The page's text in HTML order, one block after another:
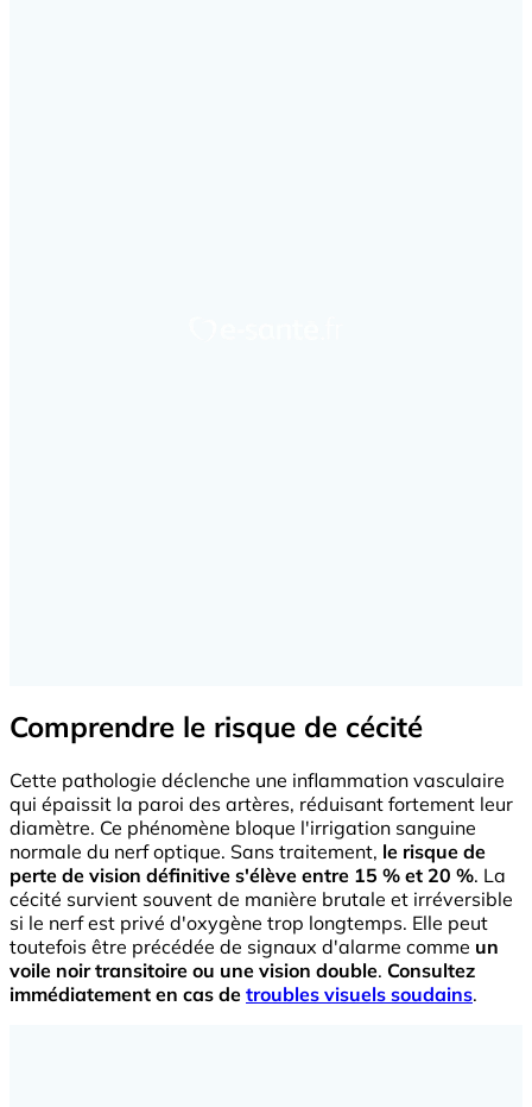
Comprendre le risque de cécité
Cette pathologie déclenche une inflammation vasculaire
qui épaissit la paroi des artères, réduisant fortement leur
diamètre. Ce phénomène bloque l'irrigation sanguine
normale du nerf optique. Sans traitement, le risque de
perte de vision définitive s'élève entre 15 % et 20 %. La
cécité survient souvent de manière brutale et irréversible
si le nerf est privé d'oxygène trop longtemps. Elle peut
toutefois être précédée de signaux d'alarme comme un
voile noir transitoire ou une vision double. Consultez
immédiatement en cas de troubles visuels soudains.